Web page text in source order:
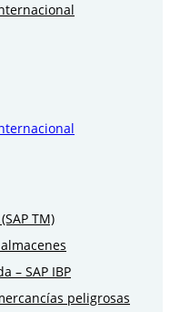
TM)
– SAP IBP
peligrosas